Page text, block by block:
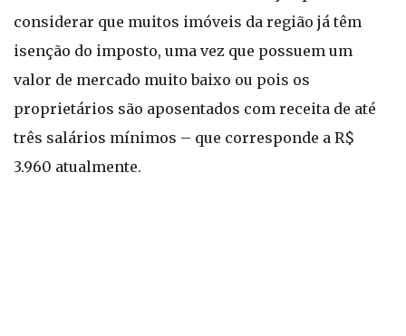
considerar que muitos imóveis da região já têm
isenção do imposto, uma vez que possuem um
valor de mercado muito baixo ou pois os
proprietários são aposentados com receita de até
três salários mínimos – que corresponde a R$
3.960 atualmente.